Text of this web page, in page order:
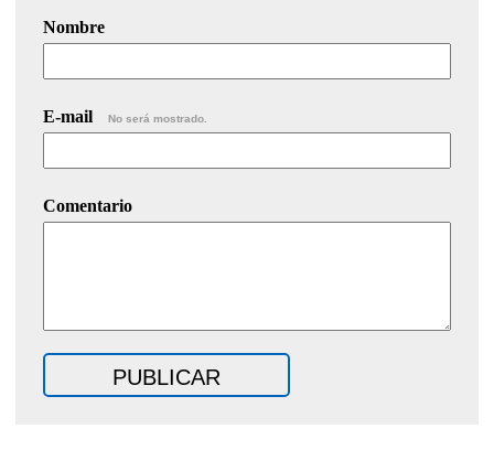
Nombre
E-mail No será mostrado.
Comentario